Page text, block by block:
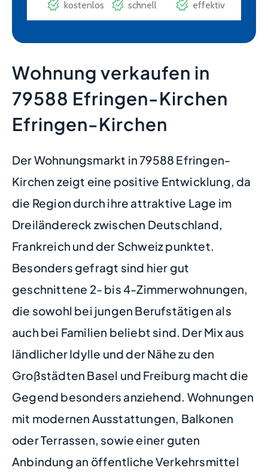
Wohnung verkaufen in
79588 Efringen-Kirchen
Efringen-Kirchen
Der Wohnungsmarkt in 79588 Efringen-
Kirchen zeigt eine positive Entwicklung, da
die Region durch ihre attraktive Lage im
Dreiländereck zwischen Deutschland,
Frankreich und der Schweiz punktet.
Besonders gefragt sind hier gut
geschnittene 2- bis 4-Zimmerwohnungen,
die sowohl bei jungen Berufstätigen als
auch bei Familien beliebt sind. Der Mix aus
ländlicher Idylle und der Nähe zu den
Großstädten Basel und Freiburg macht die
Gegend besonders anziehend. Wohnungen
mit modernen Ausstattungen, Balkonen
oder Terrassen, sowie einer guten
Anbindung an öffentliche Verkehrsmittel